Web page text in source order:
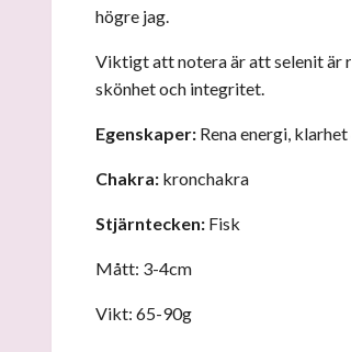
högre jag.
Viktigt att notera är att selenit är
skönhet och integritet.
Egenskaper: Rena energi,
Chakra: kronchakra
Stjärntecken: Fisk
Mått: 3-4cm
Vikt: 65-90g